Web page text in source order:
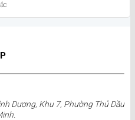
Dương, Khu 7, Phường Thủ Dầu